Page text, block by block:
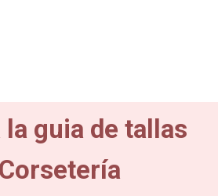
guia de tallas